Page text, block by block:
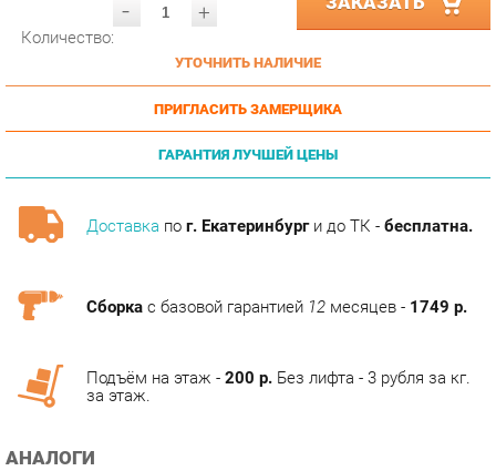
УТОЧНИТЬ НАЛИЧИЕ
ПРИГЛАСИТЬ ЗАМЕРЩИКА
ГАРАНТИЯ ЛУЧШЕЙ ЦЕНЫ
Доставкапог. Екатеринбурги до ТК -бесплатна.
АНАЛОГИ
Артикул